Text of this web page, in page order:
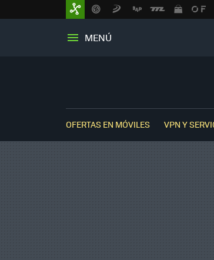
MENÚ
OFERTAS EN MÓVILES VPN Y